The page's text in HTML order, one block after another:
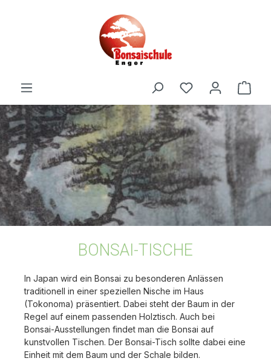
BONSAI-TISCHE
In Japan wird ein Bonsai zu besonderen Anlässen
traditionell in einer speziellen Nische im Haus
(Tokonoma) präsentiert. Dabei steht der Baum in der
Regel auf einem passenden Holztisch. Auch bei
Bonsai-Ausstellungen findet man die Bonsai auf
kunstvollen Tischen. Der Bonsai-Tisch sollte dabei eine
Einheit mit dem Baum und der Schale bilden.